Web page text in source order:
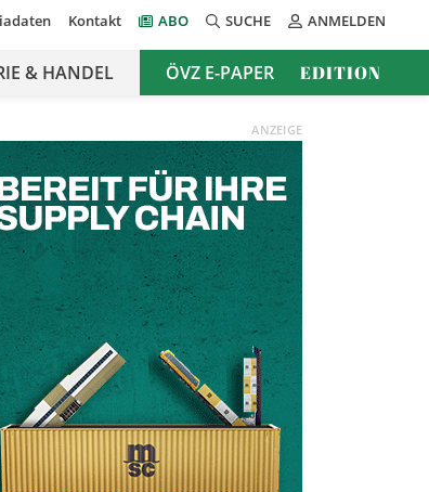
Kontakt ABO SUCHE ANMELDEN
& HANDEL ÖVZ E-PAPER EDITION
ANZEIGE